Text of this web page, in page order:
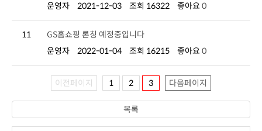
운영자
2021-12-03 조회 16322 좋아요 0
11
GS홈쇼핑 론칭 예정중입니다
운영자
2022-01-04 조회 16215 좋아요 0
이전페이지 1 2 3 다음페이지
목록